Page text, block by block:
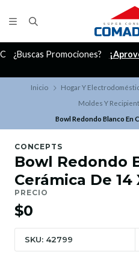
¿Buscas Promociones?
Inicio Hogar Y
Moldes Y
Bowl Redondo Blanco En
CONCEPTS
Bowl Redondo
Cerámica De 14
PRECIO
$0
SKU: 42799